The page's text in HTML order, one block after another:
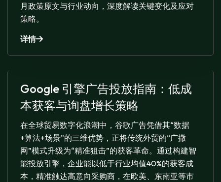
月政策原文与行业动向，深度解读关键变化及应对
策略。
详情
Google 引擎广告投放指南：低成
本获客与询盘增长策略
在全球贸易数字化浪潮中，谷歌广告凭借其“数据
+算法+场景”的三维优势，正将传统外贸的“广撒
网”模式升级为“精准狙击”的获客革命。通过构建智
能投放引擎，企业能以低于行业均值40%的获客成
本，精准触达高意向采购商，在欧美、东南亚等市